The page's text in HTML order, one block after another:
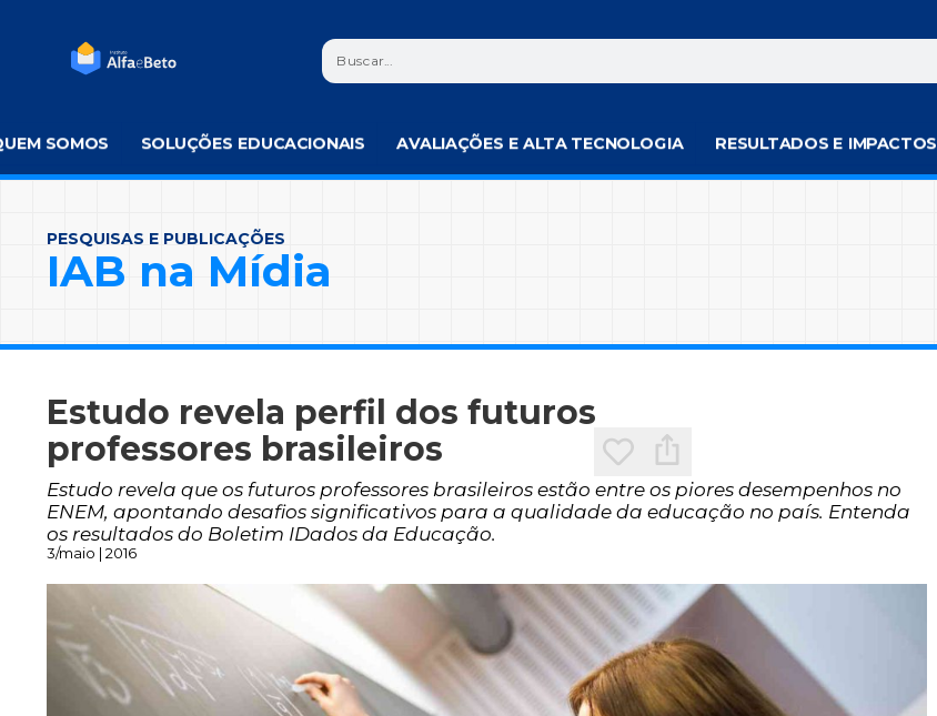
SOMOS SOLUÇÕES EDUCACIONAIS AVALIAÇÕES E ALTA TECNOLOGIA RESULTADOS E IMPACTOS
PESQUISAS E PUBLICAÇÕES
IAB na Mídia
Estudo revela perfil dos futuros
professores brasileiros
Estudo revela que os futuros professores brasileiros estão entre os piores desempenhos no
ENEM, apontando desafios significativos para a qualidade da educação no país. Entenda
os resultados do Boletim IDados da Educação.
3/maio | 2016